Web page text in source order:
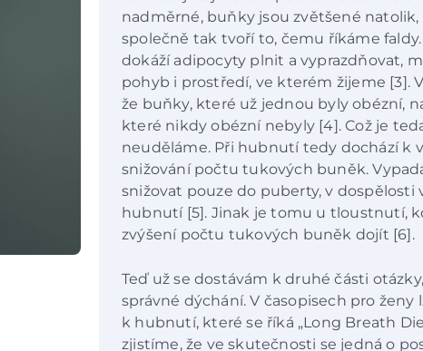
nadměrné, buňky jsou zvětšené
společně tak tvoří to, čemu říkáme
dokáží adipocyty plnit a vyprazdňovat,
pohyb i prostředí, ve kterém žijeme [3].
že buňky, které už jednou byly obézní,
které nikdy obézní nebyly [4]. Což je
neuděláme. Při hubnutí tedy dochází k
snižování počtu tukových buněk.
snižovat pouze do puberty, v dospělosti
hubnutí [5]. Jinak je tomu u tloustnutí,
zvýšení počtu tukových buněk dojít [6].
Teď už se dostávám k druhé části
správné dýchání. V časopisech pro
k hubnutí, které se říká „Long Breath
zjistíme, že ve skutečnosti se jedná o